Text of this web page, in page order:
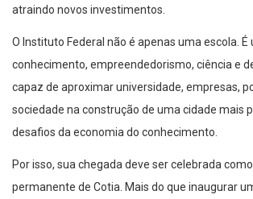
atraindo novos investimentos.
O Instituto Federal não é apenas uma escola. É
conhecimento, empreendedorismo, ciência e
capaz de aproximar universidade, empresas,
sociedade na construção de uma cidade mais
desafios da economia do conhecimento.
Por isso, sua chegada deve ser celebrada
permanente de Cotia. Mais do que inaugurar